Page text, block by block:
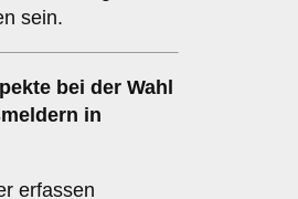
sein.
bei der Wahl
in
erfassen